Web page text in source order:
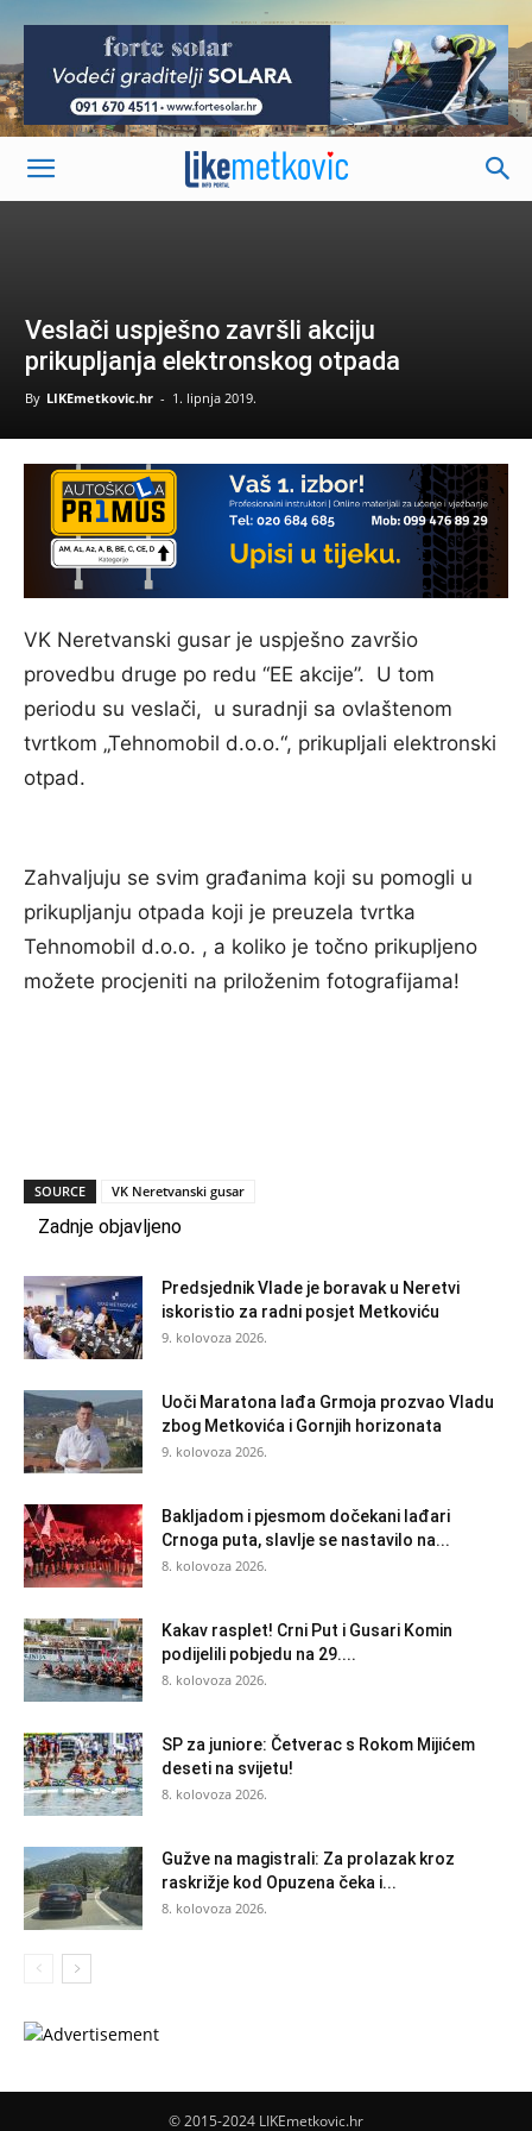
-
Veslači uspješno završli akciju
prikupljanja elektronskog otpada
By LIKEmetkovic.hr - 1. lipnja 2019.
VK Neretvanski gusar je uspješno završio
provedbu druge po redu “EE akcije”. U tom
periodu su veslači, u suradnji sa ovlaštenom
tvrtkom „Tehnomobil d.o.o.“, prikupljali elektronski
otpad.
Zahvaljuju se svim građanima koji su pomogli u
prikupljanju otpada koji je preuzela tvrtka
Tehnomobil d.o.o. , a koliko je točno prikupljeno
možete procjeniti na priloženim fotografijama!
SOURCE VK Neretvanski gusar
Zadnje objavljeno
Predsjednik Vlade je boravak u Neretvi
iskoristio za radni posjet Metkoviću
9. kolovoza 2026.
Uoči Maratona lađa Grmoja prozvao Vladu
zbog Metkovića i Gornjih horizonata
9. kolovoza 2026.
Bakljadom i pjesmom dočekani lađari
Crnoga puta, slavlje se nastavilo na...
8. kolovoza 2026.
Kakav rasplet! Crni Put i Gusari Komin
podijelili pobjedu na 29....
8. kolovoza 2026.
SP za juniore: Četverac s Rokom Mijićem
deseti na svijetu!
8. kolovoza 2026.
Gužve na magistrali: Za prolazak kroz
raskrižje kod Opuzena čeka i...
8. kolovoza 2026.
© 2015-2024 LIKEmetkovic.hr